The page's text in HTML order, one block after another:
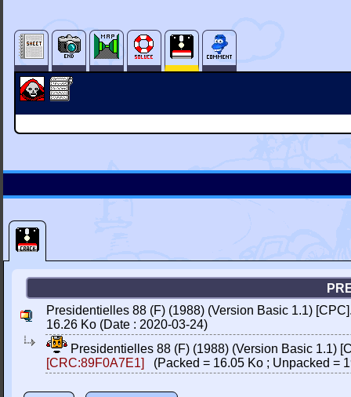
Presidentielles 88 (F) (1988) (Version Basic 1.1)
16.26 Ko (Date : 2020-03-24)
Presidentielles 88 (F) (1988) (Version Basic 1.1)
[CRC:89F0A7E1]
(Packed = 16.05 Ko ; Unpacked =